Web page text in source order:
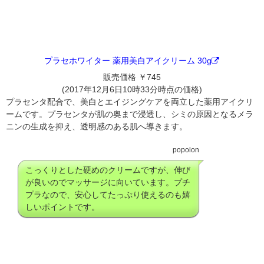
プラセホワイター 薬用美白アイクリーム 30g
販売価格 ￥745
(2017年12月6日10時33分時点の価格)
プラセンタ配合で、美白とエイジングケアを両立した薬用アイクリ
ームです。プラセンタが肌の奥まで浸透し、シミの原因となるメラ
ニンの生成を抑え、透明感のある肌へ導きます。
popolon
こっくりとした硬めのクリームですが、伸び
が良いのでマッサージに向いています。プチ
プラなので、安心してたっぷり使えるのも嬉
しいポイントです。